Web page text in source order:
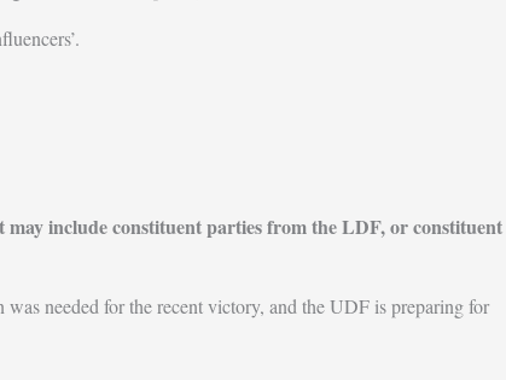
may include constituent parties from the LDF, or constituent
needed for the recent victory, and the UDF is preparing for